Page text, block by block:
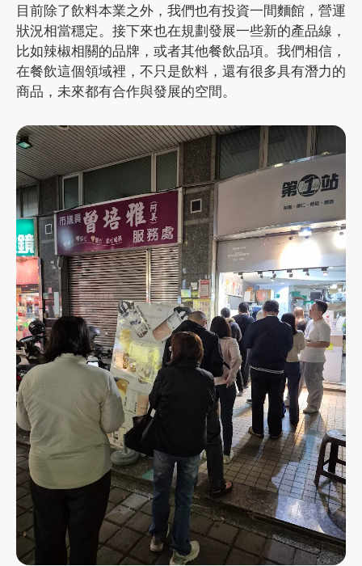
目前除了飲料本業之外，我們也有投資一間麵館，營運
狀況相當穩定。接下來也在規劃發展一些新的產品線，
比如辣椒相關的品牌，或者其他餐飲品項。我們相信，
在餐飲這個領域裡，不只是飲料，還有很多具有潛力的
商品，未來都有合作與發展的空間。